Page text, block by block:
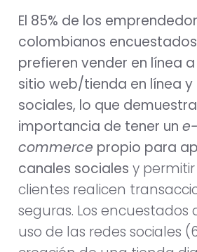
El 85% de los
colombianos
prefieren vender en línea
sitio web/tienda en línea y
sociales, lo que
importancia de tener un e-
commerce propio para
canales sociales y
clientes realicen
seguras. Los
uso de las redes sociales